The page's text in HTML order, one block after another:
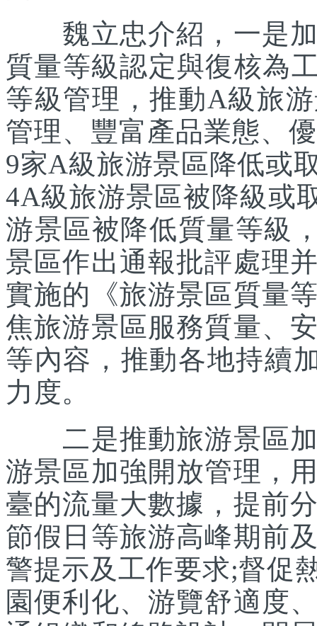
魏立忠介紹，一是加
質量等級認定與復核為
等級管理，推動A級旅
管理、豐富產品業態、
9家A級旅游景區降低或
4A級旅游景區被降級或
游景區被降低質量等級
景區作出通報批評處理
實施的《旅游景區質量
焦旅游景區服務質量、
等內容，推動各地持續
力度。
二是推動旅游景區加
游景區加強開放管理，
臺的流量大數據，提前
節假日等旅游高峰期前
警提示及工作要求;督促
園便利化、游覽舒適度